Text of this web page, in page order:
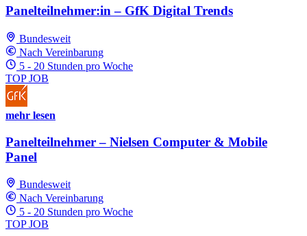
Panelteilnehmer:in – GfK Digital Trends
Bundesweit
Nach Vereinbarung
5 - 20 Stunden pro Woche
TOP JOB
mehr lesen
Panelteilnehmer – Nielsen Computer & Mobile
Panel
Bundesweit
Nach Vereinbarung
5 - 20 Stunden pro Woche
TOP JOB